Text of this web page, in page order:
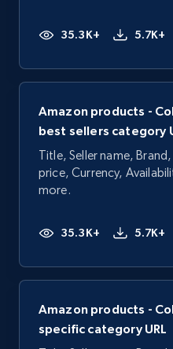
35.3K+ 5.7K+
Amazon products -
best sellers category
Title, Seller name,
price, Currency,
more.
35.3K+ 5.7K+
Amazon products -
specific category URL